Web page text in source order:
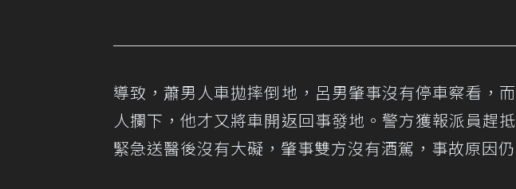
導致，蕭男人車拋摔倒地，呂男肇事沒有停車察看，
人攔下，他才又將車開返回事發地。警方獲報派員趕
緊急送醫後沒有大礙，肇事雙方沒有酒駕，事故原因